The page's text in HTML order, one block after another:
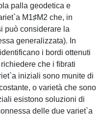
palla geodetica e
M1♯M2 che, in
può considerare la
generalizzata). In
i bordi ottenuti
che i fibrati
iniziali sono munite di
o varietà che sono
esistono soluzioni di
delle due variet`a